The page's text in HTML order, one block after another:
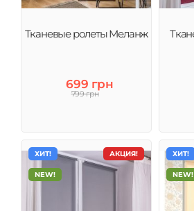
Тканевые ролеты Меланж
699 грн
799 грн
АКЦИЯ!
ХИТ!
NEW!
ХИТ!
NEW!